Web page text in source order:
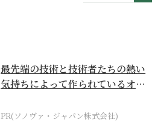
最先端の技術と技術者たちの熱い
気持ちによって作られているオー
PR(ソノヴァ・ジャパン株式会社)